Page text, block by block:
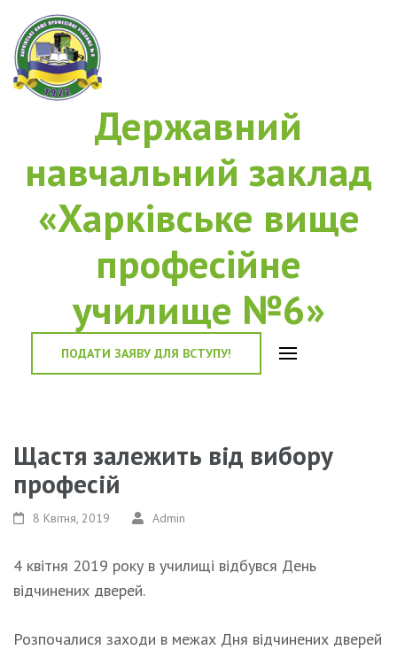
Державний
навчальний заклад
«Харківське вище
професійне
училище №6»
ПОДАТИ ЗАЯВУ ДЛЯ ВСТУПУ!
Щастя залежить від вибору
професій
8 Квітня, 2019 Admin
4 квітня 2019 року в училищі відбувся День
відчинених дверей.
Розпочалися заходи в межах Дня відчинених дверей